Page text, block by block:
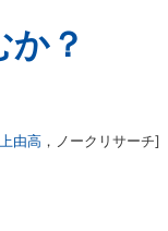
か？
由高 ， ノークリサーチ]